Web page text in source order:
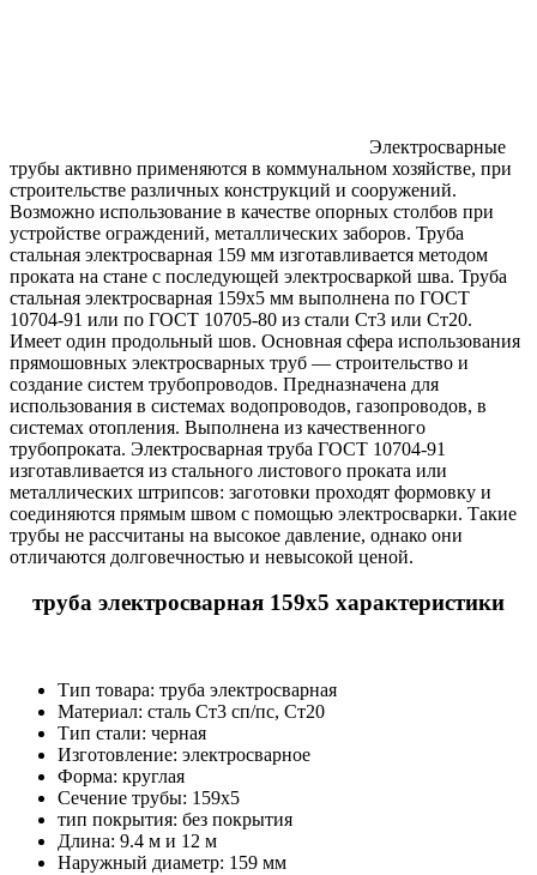
Электросварные
трубы активно применяются в коммунальном хозяйстве, при
строительстве различных конструкций и сооружений.
Возможно использование в качестве опорных столбов при
устройстве ограждений, металлических заборов. Труба
стальная электросварная 159 мм изготавливается методом
проката на стане с последующей электросваркой шва. Труба
стальная электросварная 159х5 мм выполнена по ГОСТ
10704-91 или по ГОСТ 10705-80 из стали Ст3 или Ст20.
Имеет один продольный шов. Основная сфера использования
прямошовных электросварных труб ― строительство и
создание систем трубопроводов. Предназначена для
использования в системах водопроводов, газопроводов, в
системах отопления. Выполнена из качественного
трубопроката. Электросварная труба ГОСТ 10704-91
изготавливается из стального листового проката или
металлических штрипсов: заготовки проходят формовку и
соединяются прямым швом с помощью электросварки. Такие
трубы не рассчитаны на высокое давление, однако они
отличаются долговечностью и невысокой ценой.
труба электросварная 159х5 характеристики
Тип товара: труба электросварная
Материал: cталь Ст3 сп/пс, Ст20
Тип стали: черная
Изготовление: электросварное
Форма: круглая
Сечение трубы: 159х5
тип покрытия: без покрытия
Длина: 9.4 м и 12 м
Наружный диаметр: 159 мм